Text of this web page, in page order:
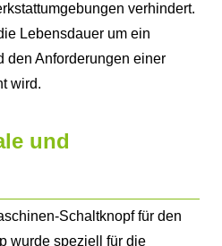
verhindert.
Lebensdauer um ein
den Anforderungen einer
wird.
und
Schaltknopf für den
wurde speziell für die